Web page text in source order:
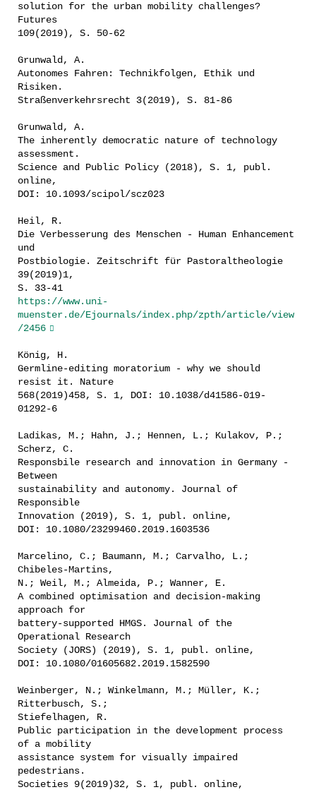
solution for the urban mobility challenges?
Futures
109(2019), S. 50-62
Grunwald, A.
Autonomes Fahren: Technikfolgen, Ethik und
Risiken.
Straßenverkehrsrecht 3(2019), S. 81-86
Grunwald, A.
The inherently democratic nature of technology
assessment.
Science and Public Policy (2018), S. 1, publ.
online,
DOI: 10.1093/scipol/scz023
Heil, R.
Die Verbesserung des Menschen - Human Enhancement
und
Postbiologie. Zeitschrift für Pastoraltheologie
39(2019)1,
S. 33-41
https://www.uni-
muenster.de/Ejournals/index.php/zpth/article/view
/2456
König, H.
Germline-editing moratorium - why we should
resist it. Nature
568(2019)458, S. 1, DOI: 10.1038/d41586-019-
01292-6
Ladikas, M.; Hahn, J.; Hennen, L.; Kulakov, P.;
Scherz, C.
Responsbile research and innovation in Germany -
Between
sustainability and autonomy. Journal of
Responsible
Innovation (2019), S. 1, publ. online,
DOI: 10.1080/23299460.2019.1603536
Marcelino, C.; Baumann, M.; Carvalho, L.;
Chibeles-Martins,
N.; Weil, M.; Almeida, P.; Wanner, E.
A combined optimisation and decision-making
approach for
battery-supported HMGS. Journal of the
Operational Research
Society (JORS) (2019), S. 1, publ. online,
DOI: 10.1080/01605682.2019.1582590
Weinberger, N.; Winkelmann, M.; Müller, K.;
Ritterbusch, S.;
Stiefelhagen, R.
Public participation in the development process
of a mobility
assistance system for visually impaired
pedestrians.
Societies 9(2019)32, S. 1, publ. online,